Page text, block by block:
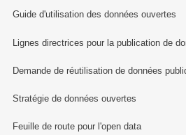
Guide d'utilisation des données ouvertes
Lignes directrices pour la publication de
Demande de réutilisation de données
Stratégie de données ouvertes
Feuille de route pour l'open data